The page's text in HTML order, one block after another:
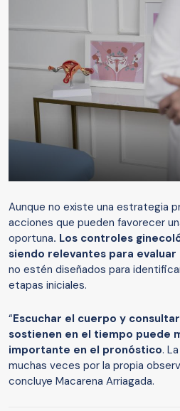
Aunque no existe una estrategia
acciones que pueden favorecer
oportuna. Los controles
siendo relevantes para evaluar
no estén diseñados para
etapas iniciales.
“Escuchar el cuerpo y
sostienen en el tiempo puede
importante en el pronóstico.
muchas veces por la propia
concluye Macarena Arriagada.